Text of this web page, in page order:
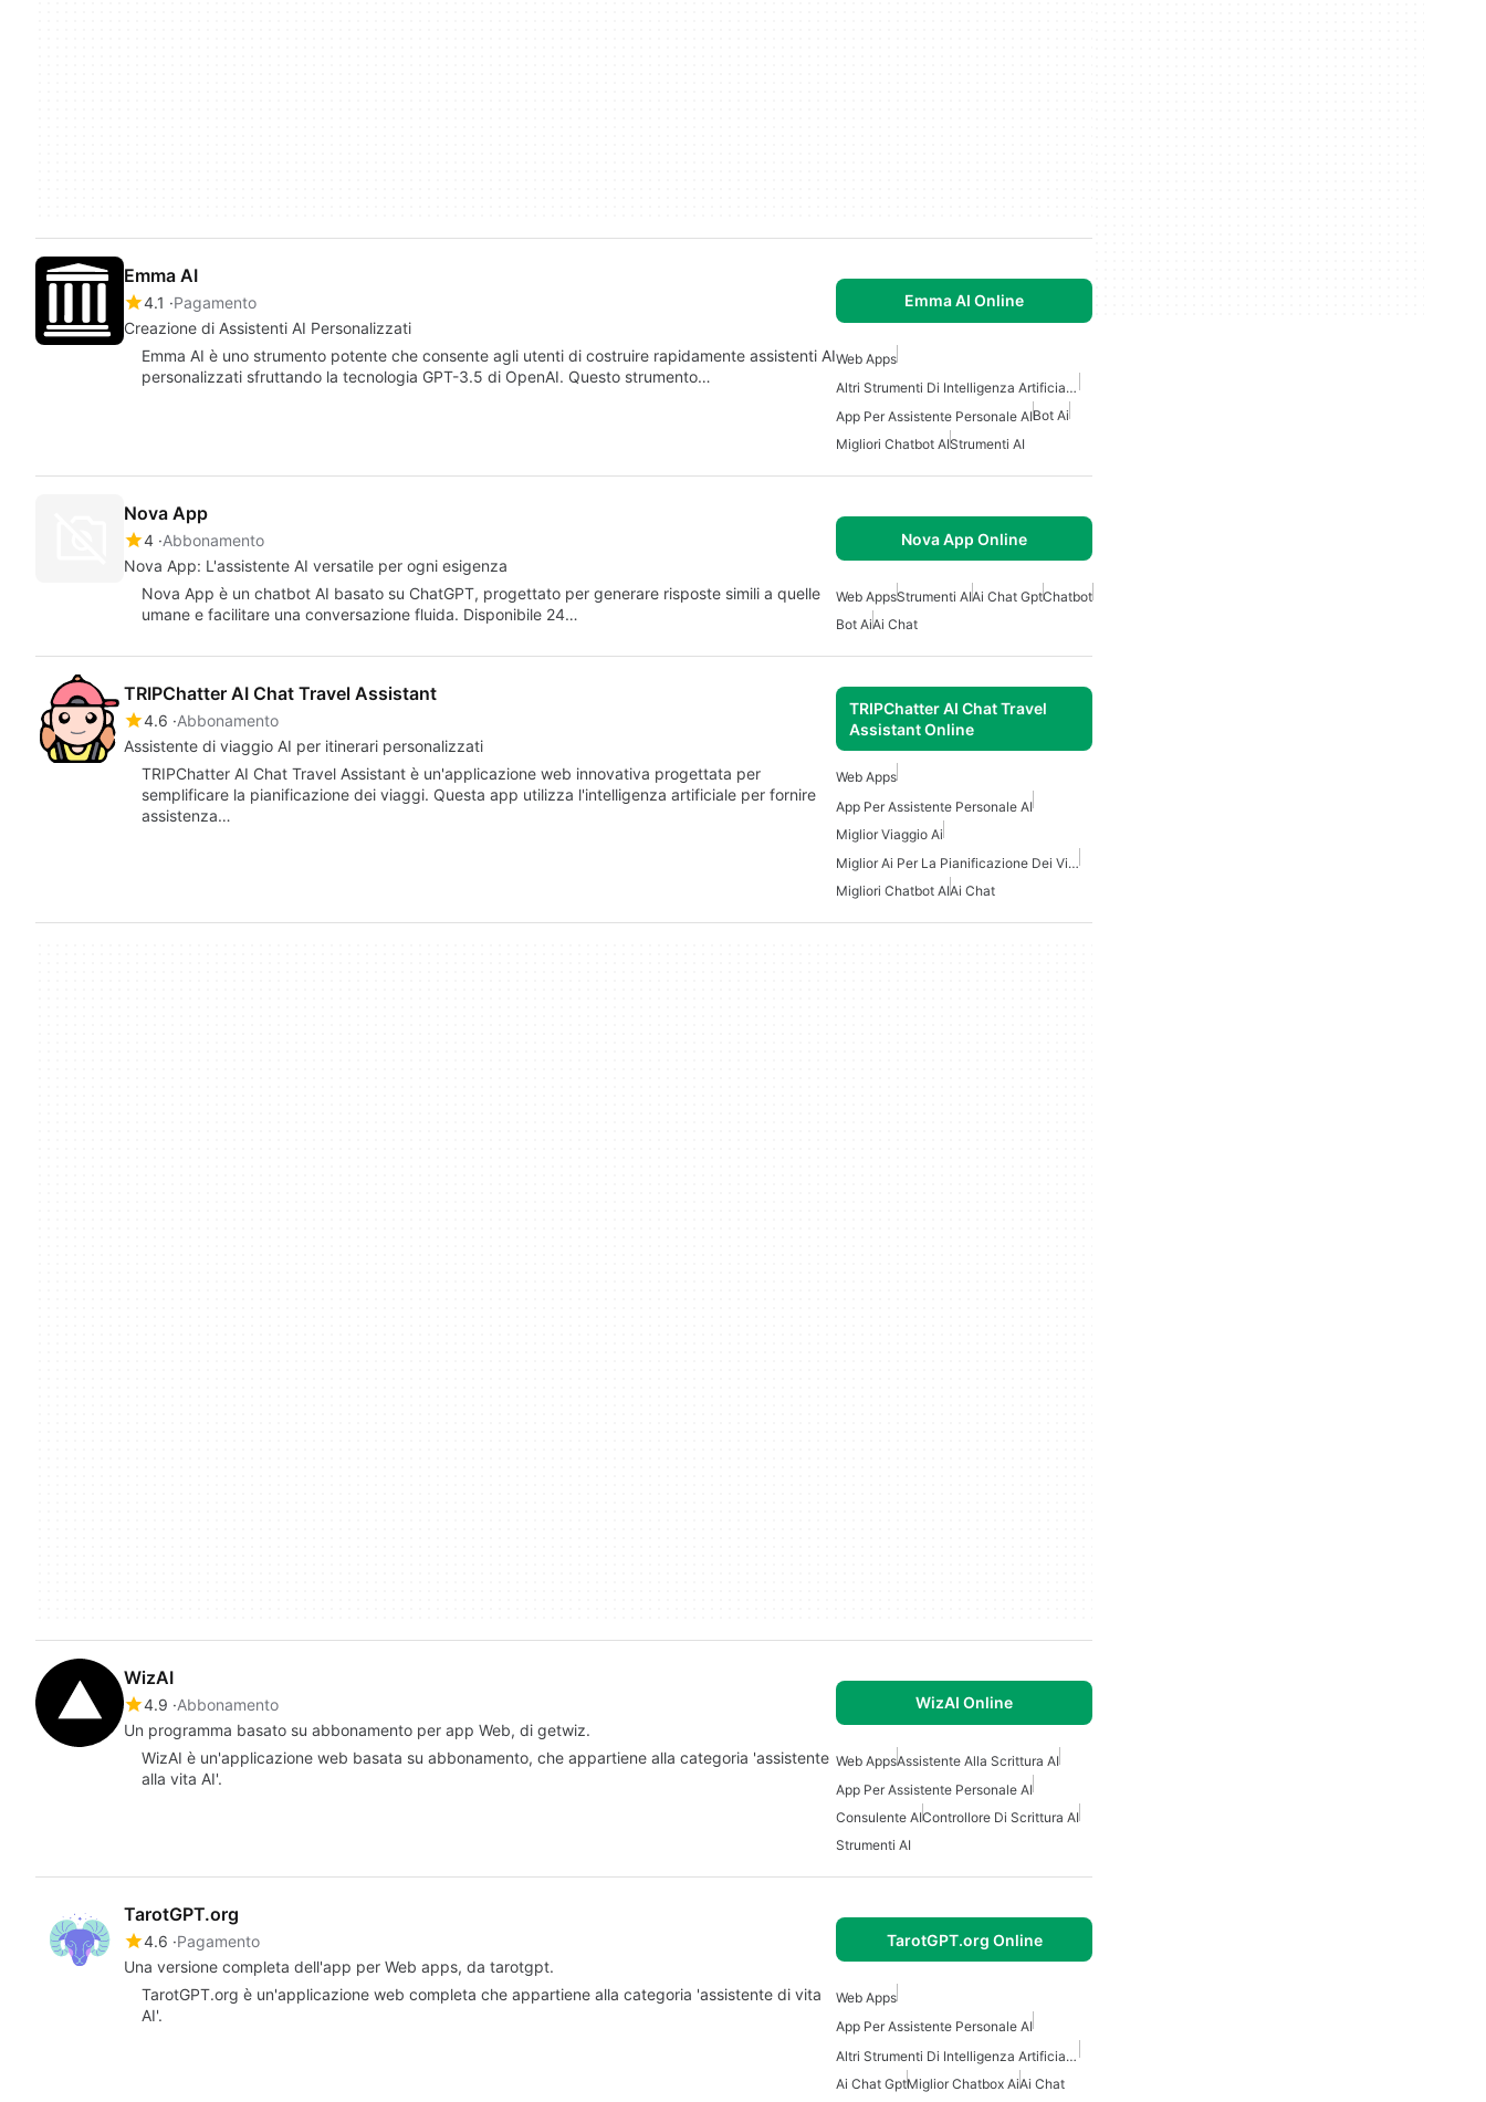
Emma AI
4.1
Pagamento
Creazione di Assistenti AI Personalizzati
Emma AI Online
Emma AI è uno strumento potente che consente agli utenti di costruire rapidamente assistenti AI
personalizzati sfruttando la tecnologia GPT-3.5 di OpenAI. Questo strumento…
Web Apps
Altri Strumenti Di Intelligenza Artificiale Come Chatgpt
App Per Assistente Personale AIBot Ai
Migliori Chatbot AIStrumenti AI
Nova App
4 Abbonamento
Nova App: L'assistente AI versatile per ogni esigenza
Nova App Online
Nova App è un chatbot AI basato su ChatGPT, progettato per generare risposte simili a quelle
umane e facilitare una conversazione fluida. Disponibile 24…
Web AppsStrumenti AIAi Chat GptChatbot
Bot AiAi Chat
TRIPChatter AI Chat Travel Assistant
4.6 Abbonamento
Assistente di viaggio AI per itinerari personalizzati
TRIPChatter AI Chat Travel
Assistant Online
TRIPChatter AI Chat Travel Assistant è un'applicazione web innovativa progettata per
semplificare la pianificazione dei viaggi. Questa app utilizza l'intelligenza artificiale per fornire
assistenza…
Web Apps
App Per Assistente Personale AI
Miglior Viaggio Ai
Miglior Ai Per La Pianificazione Dei Viaggi
Migliori Chatbot AIAi Chat
WizAI
4.9 Abbonamento
Un programma basato su abbonamento per app Web, di getwiz.
WizAI Online
WizAI è un'applicazione web basata su abbonamento, che appartiene alla categoria 'assistente
alla vita AI'.
Web AppsAssistente Alla Scrittura AI
App Per Assistente Personale AI
Consulente AIControllore Di Scrittura AI
Strumenti AI
TarotGPT.org
4.6 Pagamento
Una versione completa dell'app per Web apps, da tarotgpt.
TarotGPT.org Online
TarotGPT.org è un'applicazione web completa che appartiene alla categoria 'assistente di vita
AI'.
Web Apps
App Per Assistente Personale AI
Altri Strumenti Di Intelligenza Artificiale Come Chatgpt
Ai Chat GptMiglior Chatbox AiAi Chat